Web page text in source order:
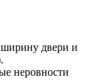
двери и
неровности